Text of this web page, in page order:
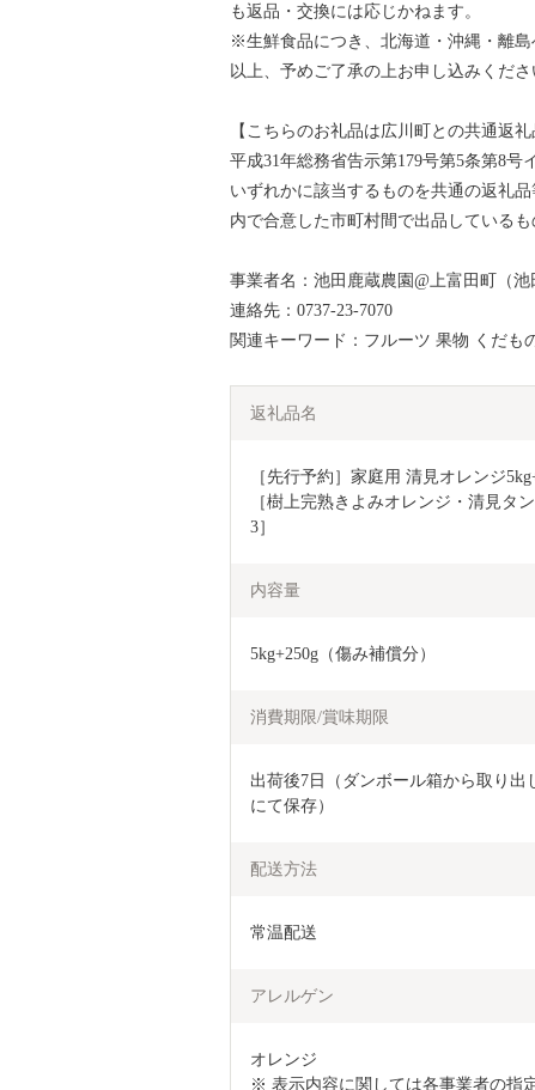
も返品・交換には応じかねます。
※生鮮食品につき、北海道・沖縄・離島
以上、予めご了承の上お申し込みくださ
【こちらのお礼品は広川町との共通返礼
平成31年総務省告示第179号第5条第8
いずれかに該当するものを共通の返礼
内で合意した市町村間で出品しているも
事業者名：池田鹿蔵農園@上富田町（池
連絡先：0737-23-7070
関連キーワード：フルーツ 果物 くだも
返礼品名
［先行予約］家庭用 清見オレンジ
［樹上完熟きよみオレンジ・清見タ
3］
内容量
5kg+250g（傷み補償分）
消費期限/賞味期限
出荷後7日（ダンボール箱から取り
にて保存）
配送方法
常温配送
アレルゲン
オレンジ
※ 表示内容に関しては各事業者の指